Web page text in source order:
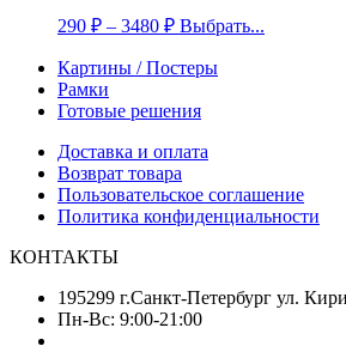
290 ₽ – 3480 ₽ Выбрать...
Картины / Постеры
Рамки
Готовые решения
Доставка и оплата
Возврат товара
Пользовательское соглашение
Политика конфиденциальности
КОНТАКТЫ
195299
Пн-Вс: 9:00-21:00